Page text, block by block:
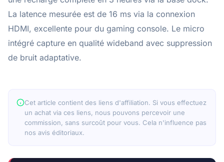
La latence mesurée est de 16 ms via la connexion
HDMI, excellente pour du gaming console. Le micro
intégré capture en qualité wideband avec suppression
de bruit adaptative.
Cet article contient des liens d'affiliation. Si vous effectuez
un achat via ces liens, nous pouvons percevoir une
commission, sans surcoût pour vous. Cela n'influence pas
nos avis éditoriaux.